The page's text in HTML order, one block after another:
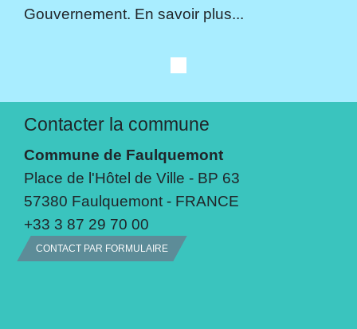
Gouvernement. En savoir plus...
Contacter la commune
Commune de Faulquemont
Place de l'Hôtel de Ville - BP 63
57380 Faulquemont - FRANCE
+33 3 87 29 70 00
CONTACT PAR FORMULAIRE